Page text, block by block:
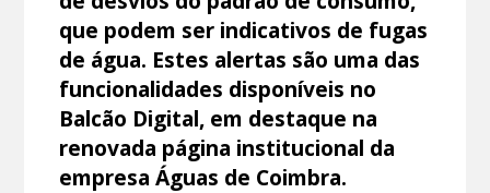
que podem ser indicativos de fugas
de água. Estes alertas são uma das
funcionalidades disponíveis no
Balcão Digital, em destaque na
renovada página institucional da
empresa Águas de Coimbra.